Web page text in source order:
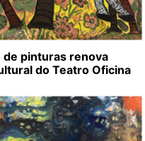
de pinturas renova
do Teatro Oficina